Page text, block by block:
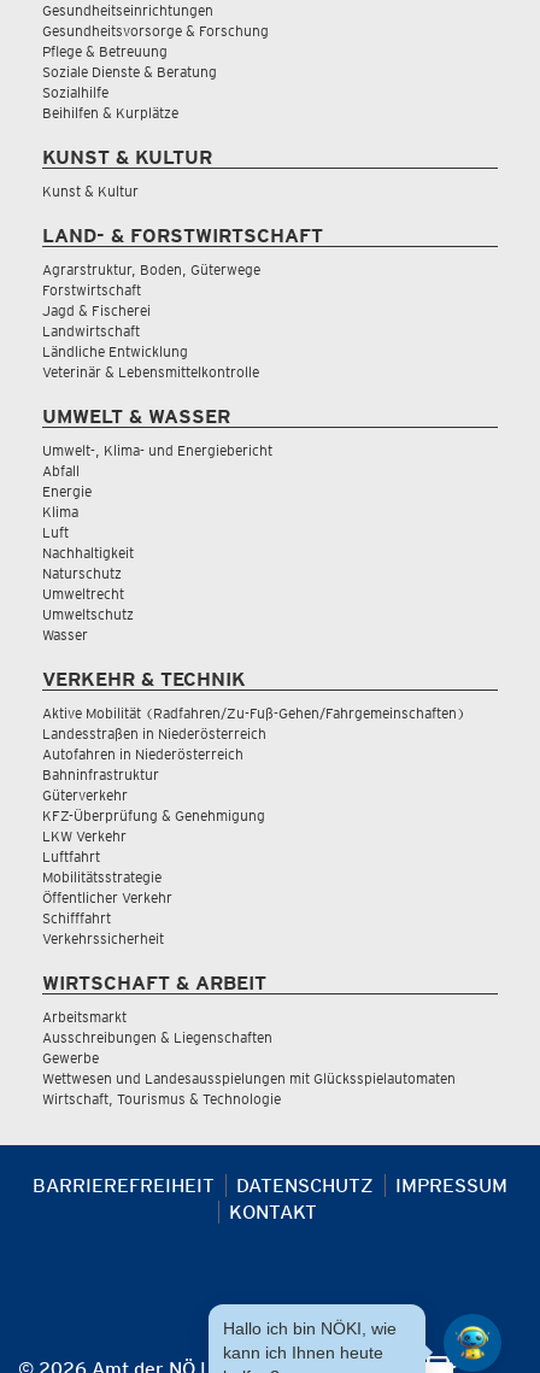
Gesundheitseinrichtungen
Gesundheitsvorsorge & Forschung
Pflege & Betreuung
Soziale Dienste & Beratung
Sozialhilfe
Beihilfen & Kurplätze
KUNST & KULTUR
Kunst & Kultur
LAND- & FORSTWIRTSCHAFT
Agrarstruktur, Boden, Güterwege
Forstwirtschaft
Jagd & Fischerei
Landwirtschaft
Ländliche Entwicklung
Veterinär & Lebensmittelkontrolle
UMWELT & WASSER
Umwelt-, Klima- und Energiebericht
Abfall
Energie
Klima
Luft
Nachhaltigkeit
Naturschutz
Umweltrecht
Umweltschutz
Wasser
VERKEHR & TECHNIK
Aktive Mobilität (Radfahren/Zu-Fuß-Gehen/Fahrgemeinschaften)
Landesstraßen in Niederösterreich
Autofahren in Niederösterreich
Bahninfrastruktur
Güterverkehr
KFZ-Überprüfung & Genehmigung
LKW Verkehr
Luftfahrt
Mobilitätsstrategie
Öffentlicher Verkehr
Schifffahrt
Verkehrssicherheit
WIRTSCHAFT & ARBEIT
Arbeitsmarkt
Ausschreibungen & Liegenschaften
Gewerbe
Wettwesen und Landesausspielungen mit Glücksspielautomaten
Wirtschaft, Tourismus & Technologie
BARRIEREFREIHEIT DATENSCHUTZ
IMPRESSUM
KONTAKT
Hallo ich bin NÖKI, wie
kann ich Ihnen heute